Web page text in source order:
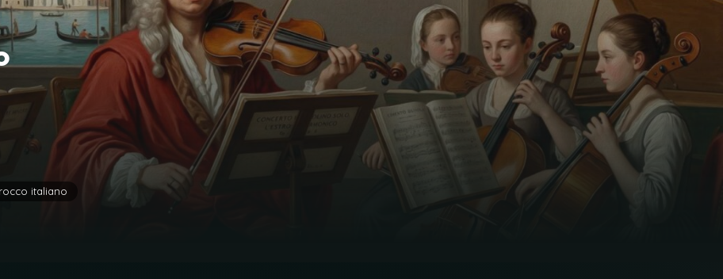
italiano